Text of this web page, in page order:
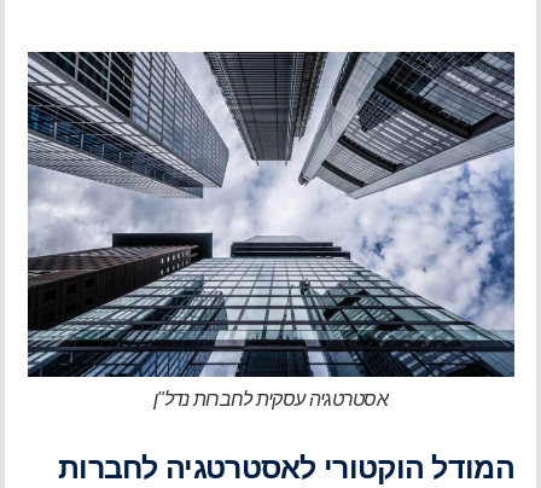
אסטרטגיה עסקית לחברות נדל"ן
המודל הוקטורי לאסטרטגיה לחברות